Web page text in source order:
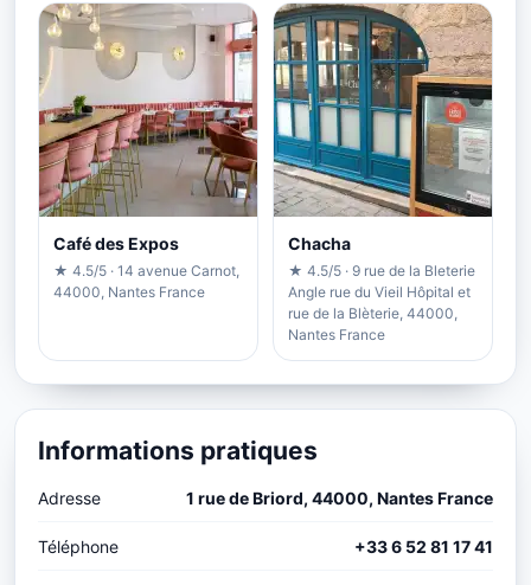
Café des Expos
★ 4.5/5 · 14 avenue Carnot,
44000, Nantes France
Chacha
★ 4.5/5 · 9 rue de la Bleterie
Angle rue du Vieil Hôpital et
rue de la Blèterie, 44000,
Nantes France
Informations pratiques
Adresse 1 rue de Briord, 44000, Nantes France
Téléphone +33 6 52 81 17 41